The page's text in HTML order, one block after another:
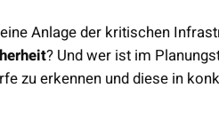
Anlage der kritischen
? Und wer ist im
zu erkennen und diese in